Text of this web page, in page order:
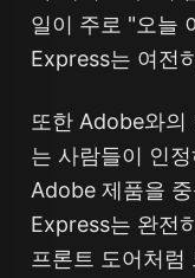
일이 주로 "오늘
Express는 여전
또한 Adobe와의
는 사람들이 인
Adobe 제품을
Express는 완전
프론트 도어처럼